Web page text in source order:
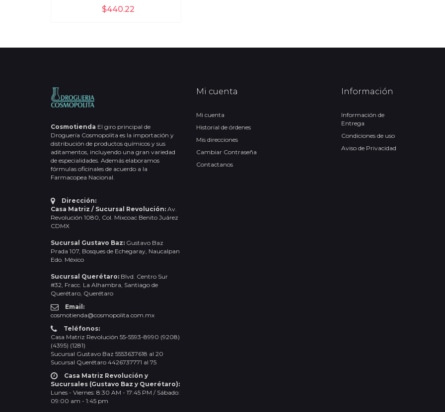
$440.22
Cosmotienda El giro principal de
Droguería Cosmopolita es la importación y
distribución de productos químicos y sus
aditamentos, incluyendo una gran variedad
de especialidades. Además elaboramos
fórmulas oficinales de acuerdo a la
Farmacopea Nacional.
Dirección:
Casa Matriz / Sucursal Revolución: Av.
Revolución 1080, Col. Mixcoac Benito Juárez
CDMX
Sucursal Gustavo Baz: Gustavo Baz
Prada 107, Bosques de Echegaray, Naucalpan
Edo. México
Sucursal Querétaro: Blvd. Centro Sur
#32, Fracc. La Alhambra, Santiago de
Querétaro, Querétaro
Email:
cosmotienda@cosmopolita.com.mx
Teléfonos:
Casa Matriz Revolución 55-5593-8990 (9208)
(4395) (1281)
Sucursal Gustavo Baz 5553637618 al 20
Sucursal Querétaro 4426737771 al 75
Casa Matriz Revolución y
Sucursales (Gustavo Baz y Querétaro):
Lunes - Viernes: 8:30 AM - 17:45 PM / Sábado:
09:00 am - 1:45 pm
Mi cuenta
Mi cuenta
Historial de órdenes
Mis direcciones
Cambiar Contraseña
Contactanos
Información
Información de
Entrega
Condiciones de uso
Aviso de Privacidad